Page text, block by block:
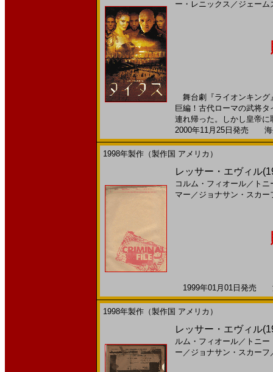
ー・レニックス ／ ジェーム
舞台劇『ライオンキング
巨編！古代ローマの武将
連れ帰った。しかし皇帝
2000年11月25日発売 海
1998年製作（製作国 アメリカ）
レッサー・エヴィル
コルム・フィオール／ ト
マー ／ ジョナサン・スカー
1999年01月01日発売
1998年製作（製作国 アメリカ）
レッサー・エヴィル
ルム・フィオール／ トニ
ー ／ ジョナサン・スカーフ